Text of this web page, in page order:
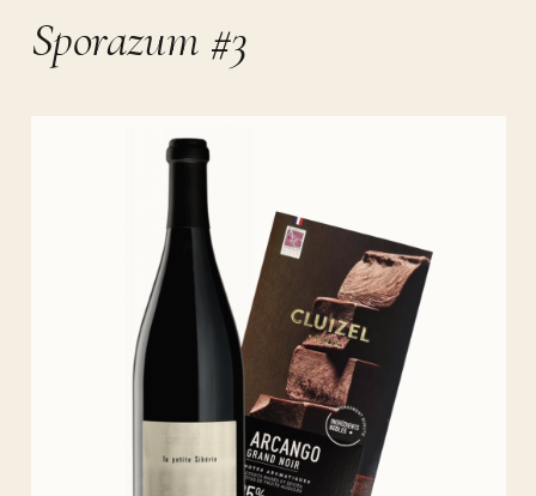
Sporazum #3